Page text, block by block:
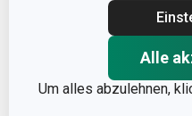
Alle
Um alles abzulehnen,